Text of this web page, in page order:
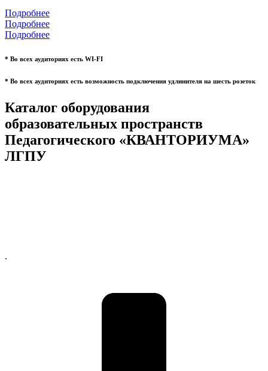
Подробнее
Подробнее
Подробнее
* Во всех аудиториях есть WI-FI
* Во всех аудиториях есть возможность подключения удлинителя на шесть розеток
Каталог оборудования
образовательных пространств
Педагогического «КВАНТОРИУМА»
ЛГПУ
.